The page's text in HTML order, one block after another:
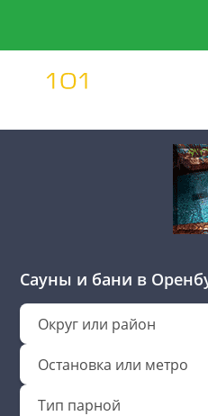
Сауны и бани в
Округ или район
Остановка или метро
Тип парной